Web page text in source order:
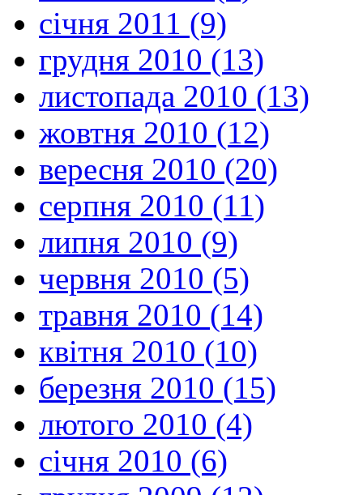
січня 2011 (9)
грудня 2010 (13)
листопада 2010 (13)
жовтня 2010 (12)
вересня 2010 (20)
серпня 2010 (11)
липня 2010 (9)
червня 2010 (5)
травня 2010 (14)
квітня 2010 (10)
березня 2010 (15)
лютого 2010 (4)
січня 2010 (6)